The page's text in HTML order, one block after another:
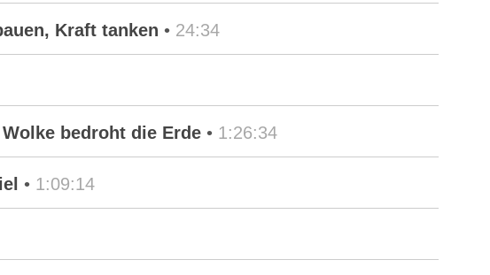
Kraft tanken • 24:34
bedroht die Erde • 1:26:34
• 1:09:14